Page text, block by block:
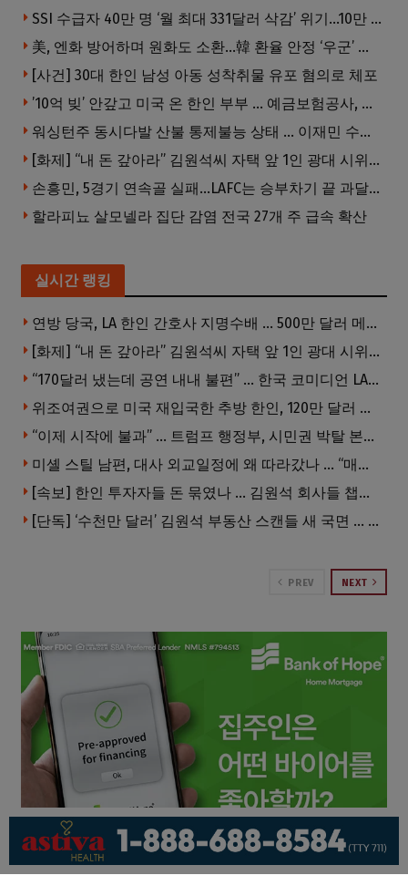
SSI 수급자 40만 명 ‘월 최대 331달러 삭감’ 위기…10만 명은 수급자격 상실
美, 엔화 방어하며 원화도 소환…韓 환율 안정 ‘우군’ 되나
[사건] 30대 한인 남성 아동 성착취물 유포 혐의로 체포
’10억 빚’ 안갚고 미국 온 한인 부부 … 예금보험공사, 미국서 소송
워싱턴주 동시다발 산불 통제불능 상태 … 이재민 수십만명
[화제] “내 돈 갚아라” 김원석씨 자택 앞 1인 광대 시위 … 한인 투자사, “108만 달러 못받아”
손흥민, 5경기 연속골 실패…LAFC는 승부차기 끝 과달라하라 격파
할라피뇨 살모넬라 집단 감염 전국 27개 주 급속 확산
실시간 랭킹
연방 당국, LA 한인 간호사 지명수배 … 500만 달러 메디캐어 사기, 선고 직전 한국 도주
[화제] “내 돈 갚아라” 김원석씨 자택 앞 1인 광대 시위 … 한인 투자사, “108만 달러 못받아”
“170달러 냈는데 공연 내내 불편” … 한국 코미디언 LA공연, 음향 불량에 외모 비하 개그 논란
위조여권으로 미국 재입국한 추방 한인, 120만 달러 은행 사기 행각
“이제 시작에 불과” … 트럼프 행정부, 시민권 박탈 본격화
미셸 스틸 남편, 대사 외교일정에 왜 따라갔나 … “매우 이례적”
[속보] 한인 투자자들 돈 묶였나 … 김원석 회사들 챕터7 강제파산·자진파산 잇따라 신청
[단독] ‘수천만 달러’ 김원석 부동산 스캔들 새 국면 … 한인 투자자들 소송 잇따라 ‘디폴트’ 절차
PREV NEXT